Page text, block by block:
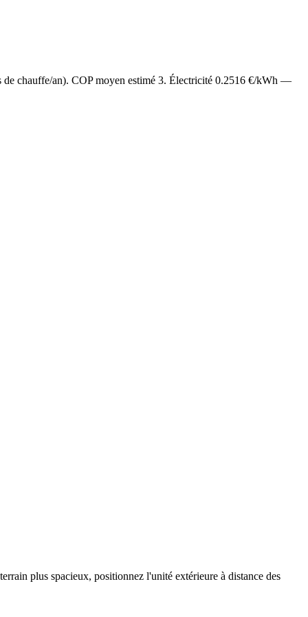
chauffe/an). COP moyen estimé 3. Électricité 0.2516 €/kWh —
plus spacieux, positionnez l'unité extérieure à distance des